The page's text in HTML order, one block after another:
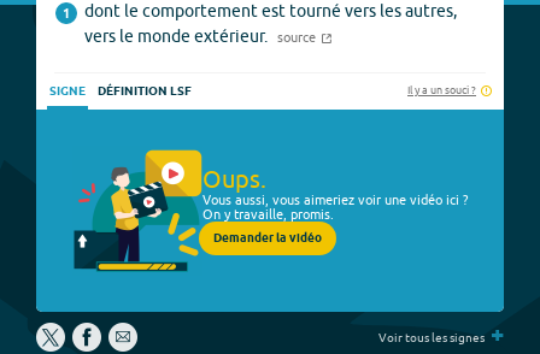
1
dont le comportement est tourné vers les autres,
vers le monde extérieur.
source
SIGNE DÉFINITION LSF Il y a un souci ?
Oups.
Vous aussi, vous aimeriez voir une vidéo ici ?
On y travaille, promis.
Demander la vidéo
Voir tous les signes +